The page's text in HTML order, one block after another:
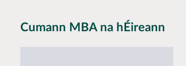
Cumann MBA na hÉireann